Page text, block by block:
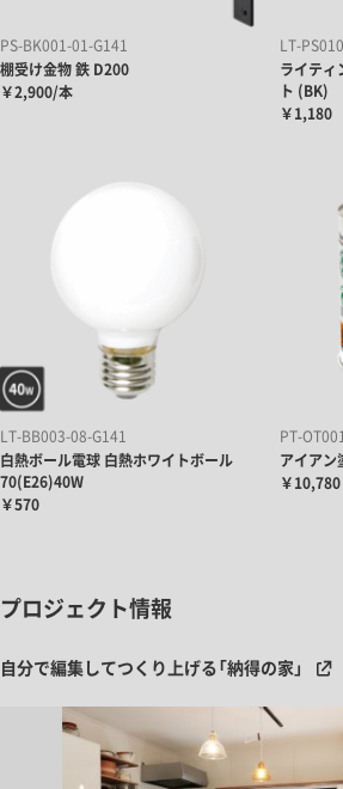
PS-BK001-01-G141
棚受け金物 鉄 D200
￥2,900/本
LT-
ライティ
ト (BK)
￥1,180
LT-BB003-08-G141
白熱ボール電球 白熱ホワイトボール
70(E26)40W
￥570
PT-
アイアン
￥10,780
プロジェクト情報
自分で編集してつくり上げる「納得の家」